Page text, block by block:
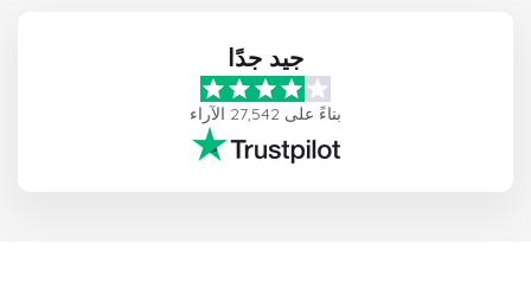
جيد جدًا
بناءً على 27,542 الآراء